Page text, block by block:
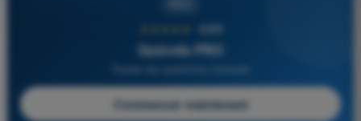
4,6/5
Quizvds PRO
Commencer maintenant